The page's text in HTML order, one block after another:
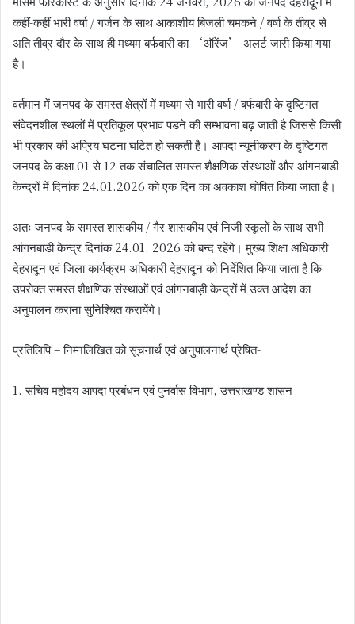
कहीं-कहीं भारी वर्षा / गर्जन के साथ आकाशीय बिजली चमकने / वर्षा के तीव्र से
अति तीव्र दौर के साथ ही मध्यम बर्फबारी का ‘ऑरेंज’ अलर्ट जारी किया गया
है।
वर्तमान में जनपद के समस्त क्षेत्रों में मध्यम से भारी वर्षा / बर्फबारी के दृष्टिगत
संवेदनशील स्थलों में प्रतिकूल प्रभाव पडने की सम्भावना बढ़ जाती है जिससे किसी
भी प्रकार की अप्रिय घटना घटित हो सकती है। आपदा न्यूनीकरण के दृष्टिगत
जनपद के कक्षा 01 से 12 तक संचालित समस्त शैक्षणिक संस्थाओं और आंगनबाडी
केन्द्रों में दिनांक 24.01.2026 को एक दिन का अवकाश घोषित किया जाता है।
अतः जनपद के समस्त शासकीय / गैर शासकीय एवं निजी स्कूलों के साथ सभी
आंगनबाडी केन्द्र दिनांक 24.01. 2026 को बन्द रहेंगे। मुख्य शिक्षा अधिकारी
देहरादून एवं जिला कार्यक्रम अधिकारी देहरादून को निर्देशित किया जाता है कि
उपरोक्त समस्त शैक्षणिक संस्थाओं एवं आंगनबाड़ी केन्द्रों में उक्त आदेश का
अनुपालन कराना सुनिश्चित करायेंगे।
प्रतिलिपि – निम्नलिखित को सूचनार्थ एवं अनुपालनार्थ प्रेषित-
1. सचिव महोदय आपदा प्रबंधन एवं पुनर्वास विभाग, उत्तराखण्ड शासन